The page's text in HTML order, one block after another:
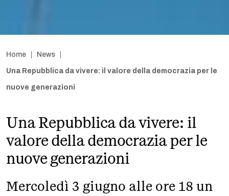
Home News
Una Repubblica da vivere: il valore della democrazia per le
nuove generazioni
Una Repubblica da vivere: il
valore della democrazia per le
nuove generazioni
Mercoledì 3 giugno alle ore 18 un